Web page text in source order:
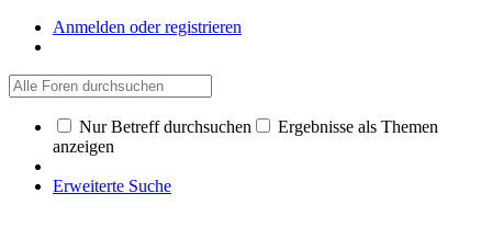
Anmelden oder registrieren
Nur Betreff durchsuchen
Ergebnisse als Themen
anzeigen
Erweiterte Suche